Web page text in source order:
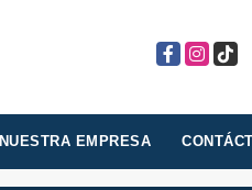
Facebook
Instagram
TikTok
NUESTRA EMPRESA